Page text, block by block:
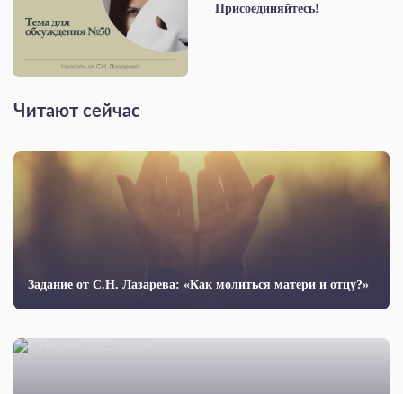
Присоединяйтесь!
Читают сейчас
Задание от С.Н. Лазарева: «Как молиться матери и отцу?»